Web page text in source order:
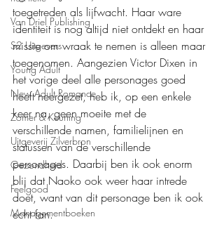
Van Driel Publishing
S2 Uitgevers
Young Adult
New Adult Romance
Zomer & Keuning
Uitgeverij Zilverbron
Gezondheid
Feelgood
Managementboeken
toegetreden als lijfwacht. Haar ware
identiteit is nog altijd niet ontdekt en haar
missie om wraak te nemen is alleen maar
toegenomen. Aangezien Victor Dixen in
het vorige deel alle personages goed
heeft neergezet, heb ik, op een enkele
keer na, geen moeite met de
verschillende namen, familielijnen en
statussen van de verschillende
personages. Daarbij ben ik ook enorm
blij dat Naoko ook weer haar intrede
doet, want van dit personage ben ik ook
echt fan.